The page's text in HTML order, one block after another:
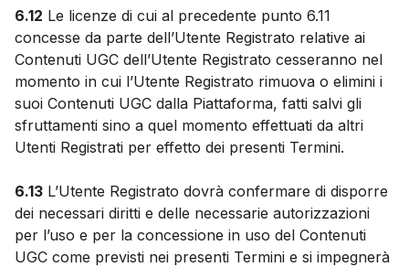
6.12 Le licenze di cui al precedente punto 6.11
concesse da parte dell’Utente Registrato relative ai
Contenuti UGC dell’Utente Registrato cesseranno nel
momento in cui l’Utente Registrato rimuova o elimini i
suoi Contenuti UGC dalla Piattaforma, fatti salvi gli
sfruttamenti sino a quel momento effettuati da altri
Utenti Registrati per effetto dei presenti Termini.
6.13 L’Utente Registrato dovrà confermare di disporre
dei necessari diritti e delle necessarie autorizzazioni
per l’uso e per la concessione in uso del Contenuti
UGC come previsti nei presenti Termini e si impegnerà